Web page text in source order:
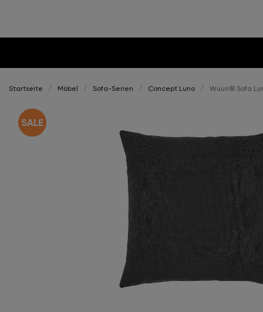
Startseite Möbel Sofa-Serien Concept Luno Wuun® Sofa